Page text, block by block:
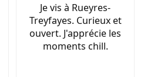
Je vis à Rueyres-
Treyfayes. Curieux et
ouvert. J'apprécie les
moments chill.